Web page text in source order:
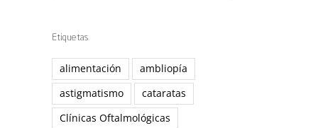
Etiquetas
alimentación
ambliopía
astigmatismo
cataratas
Clínicas Oftalmológicas